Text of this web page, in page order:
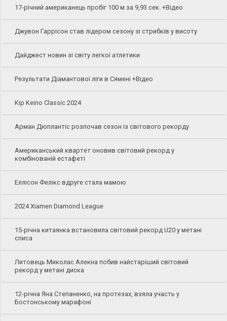
17-річний американець пробіг 100 м за 9,93 сек. +Відео
Джувон Гаррісон став лідером сезону зі стрибків у висоту
Дайджест новин зі світу легкої атлетики
Результати Діамантової ліги в Сямені +Відео
Kip Keino Classic 2024
Арман Дюплантіс розпочав сезон із світового рекорду
Американський квартет оновив світовий рекорд у
комбінованій естафеті
Еллісон Фелікс вдруге стала мамою
2024 Xiamen Diamond League
15-річна китаянка встановила світовий рекорд U20 у метані
списа
Литовець Миколас Алекна побив найстаріший світовий
рекорд у метані диска
12-річна Яна Степаненко, на протезах, взяла участь у
Бостонському марафоні